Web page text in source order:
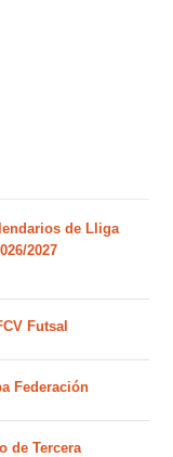
de Lliga
2027
Futsal
Federación
de Tercera